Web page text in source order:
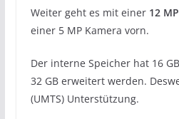
Weiter geht es mit einer 12
einer 5 MP Kamera vorn.
Der interne Speicher hat 16
32 GB erweitert werden.
(UMTS) Unterstützung.